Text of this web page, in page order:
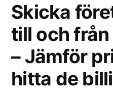
Skicka
till och
– Jämför
hitta de